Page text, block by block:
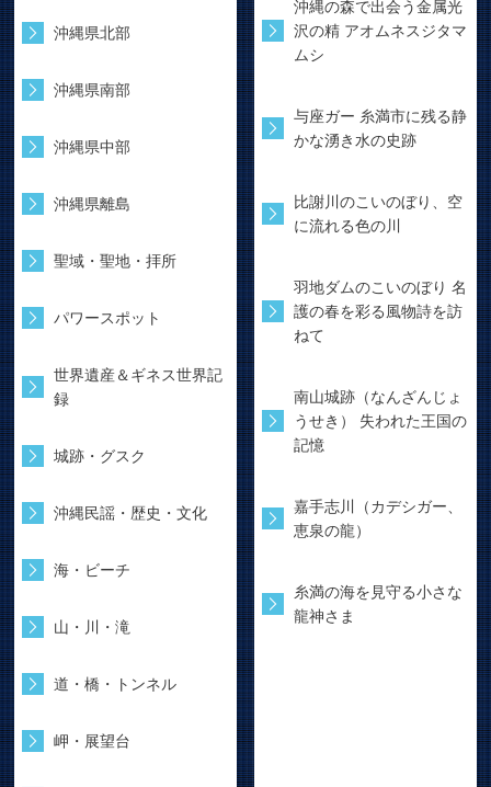
沖縄県北部
沖縄県南部
沖縄県中部
沖縄県離島
聖域・聖地・拝所
パワースポット
世界遺産＆ギネス世界記
録
城跡・グスク
沖縄民謡・歴史・文化
海・ビーチ
山・川・滝
道・橋・トンネル
岬・展望台
沖縄の森で出会う金属光
沢の精 アオムネスジタマ
ムシ
与座ガー 糸満市に残る静
かな湧き水の史跡
比謝川のこいのぼり、空
に流れる色の川
羽地ダムのこいのぼり 名
護の春を彩る風物詩を訪
ねて
南山城跡（なんざんじょ
うせき） 失われた王国の
記憶
嘉手志川（カデシガー、
恵泉の龍）
糸満の海を見守る小さな
龍神さま